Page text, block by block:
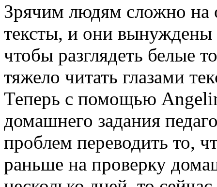
Зрячим людям сложно на
тексты, и они вынуждены
чтобы разглядеть белые
тяжело читать глазами
Теперь с помощью
домашнего задания
проблем переводить то,
раньше на проверку